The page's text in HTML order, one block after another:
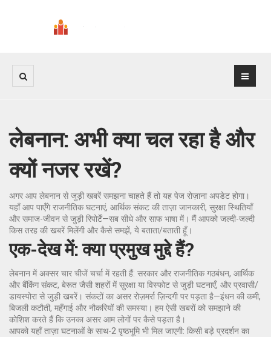
लेबनान: अभी क्या चल रहा है और
क्यों नजर रखें?
अगर आप लेबनान से जुड़ी खबरें समझना चाहते हैं तो यह पेज रोज़ाना अपडेट होगा।
यहाँ आप पाएँगे राजनीतिक घटनाएं, आर्थिक संकट की ताज़ा जानकारी, सुरक्षा स्थितियाँ
और समाज-जीवन से जुड़ी रिपोर्टें—सब सीधे और साफ भाषा में। मैं आपको जल्दी-जल्दी
किस तरह की खबरें मिलेंगी और कैसे समझें, ये बताता/बताती हूँ।
एक-देख में: क्या प्रमुख मुद्दे हैं?
लेबनान में अक्सर चार चीजें चर्चा में रहती हैं: सरकार और राजनीतिक गठबंधन, आर्थिक
और बैंकिंग संकट, बेरूत जैसी शहरों में सुरक्षा या विस्फोट से जुड़ी घटनाएँ, और प्रवासी/
डायस्पोरा से जुड़ी खबरें। संकटों का असर रोज़मर्रा ज़िन्दगी पर पड़ता है—इंधन की कमी,
बिजली कटौती, महँगाई और नौकरियों की समस्या। हम ऐसी खबरों को समझाने की
कोशिश करते हैं कि उनका असर आम लोगों पर कैसे पड़ता है।
आपको यहाँ ताज़ा घटनाओं के साथ-2 पृष्ठभूमि भी मिल जाएगी: किसी बड़े प्रदर्शन का